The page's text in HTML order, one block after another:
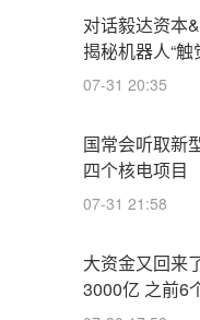
对话毅达资本
揭秘机器人“
07-31 20:35
国常会听取新
四个核电项目
07-31 21:58
大资金又回来
3000亿 之前6